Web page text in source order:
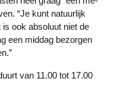
“Je kunt natuurlijk
ook absoluut niet de
een middag bezorgen